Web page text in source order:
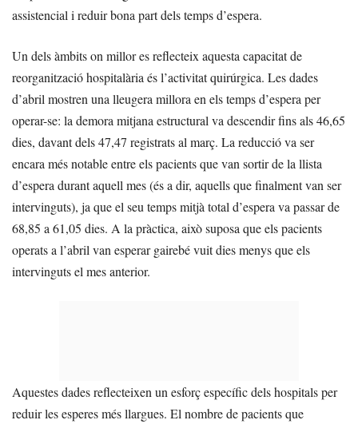
assistencial i reduir bona part dels temps d’espera.
Un dels àmbits on millor es reflecteix aquesta capacitat de
reorganització hospitalària és l’activitat quirúrgica. Les dades
d’abril mostren una lleugera millora en els temps d’espera per
operar-se: la demora mitjana estructural va descendir fins als 46,65
dies, davant dels 47,47 registrats al març. La reducció va ser
encara més notable entre els pacients que van sortir de la llista
d’espera durant aquell mes (és a dir, aquells que finalment van ser
intervinguts), ja que el seu temps mitjà total d’espera va passar de
68,85 a 61,05 dies. A la pràctica, això suposa que els pacients
operats a l’abril van esperar gairebé vuit dies menys que els
intervinguts el mes anterior.
Aquestes dades reflecteixen un esforç específic dels hospitals per
reduir les esperes més llargues. El nombre de pacients que